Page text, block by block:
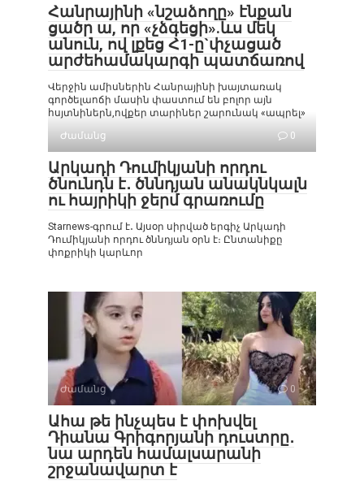
Հանրայինի «նշաձողը» էնքան
ցածր ա, որ «չձգեցի».ևս մեկ
անուն, ով լքեց Հ1-ը`փչացած
արժեհամակարգի պատճառով
Վերջին ամիսներին Հանրայինի խայտառակ
գործելաոճի մասին փաստում են բոլոր այն
հսյտնիներն,ովքեր տարիներ շարունակ «ապրել»
Ժամանց
0
Արկադի Դումիկյանի որդու
ծնունդն է․ ծննդյան անակնկալն
ու հայրիկի ջերմ գրառումը
Starnews-գրում է․ Այսօր սիրված երգիչ Արկադի
Դումիկյանի որդու ծննդյան օրն է։ Ընտանիքը
փոքրիկի կարևոր
Ժամանց 0
Ահա թե ինչպես է փոխվել
Դիանա Գրիգորյանի դուստրը․
նա արդեն համալսարանի
շրջանավարտ է